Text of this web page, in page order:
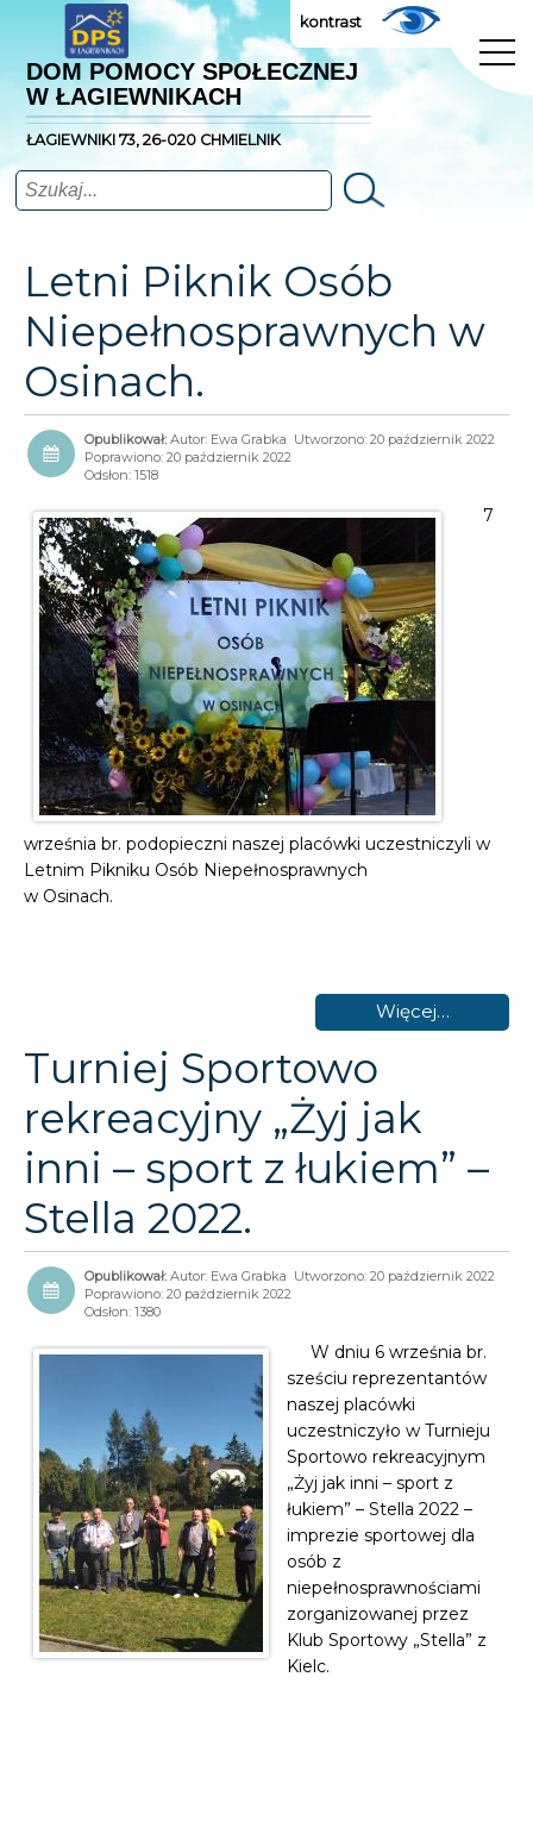
DOM POMOCY SPOŁECZNEJ
W ŁAGIEWNIKACH
ŁAGIEWNIKI 73, 26-020 CHMIELNIK
kontrast
Szukaj
Letni Piknik Osób
Niepełnosprawnych w
Osinach.
Autor: Ewa Grabka Utworzono: 20 październik 2022
Poprawiono: 20 październik 2022
Odsłon: 1518
7
września br. podopieczni naszej placówki uczestniczyli w
Letnim Pikniku Osób Niepełnosprawnych
w Osinach.
Więcej…
Turniej Sportowo
rekreacyjny „Żyj jak
inni – sport z łukiem” –
Stella 2022.
Autor: Ewa Grabka Utworzono: 20 październik 2022
Poprawiono: 20 październik 2022
Odsłon: 1380
W dniu 6 września br.
sześciu reprezentantów
naszej placówki
uczestniczyło w Turnieju
Sportowo rekreacyjnym
„Żyj jak inni – sport z
łukiem” – Stella 2022 –
imprezie sportowej dla
osób z
niepełnosprawnościami
zorganizowanej przez
Klub Sportowy „Stella” z
Kielc.